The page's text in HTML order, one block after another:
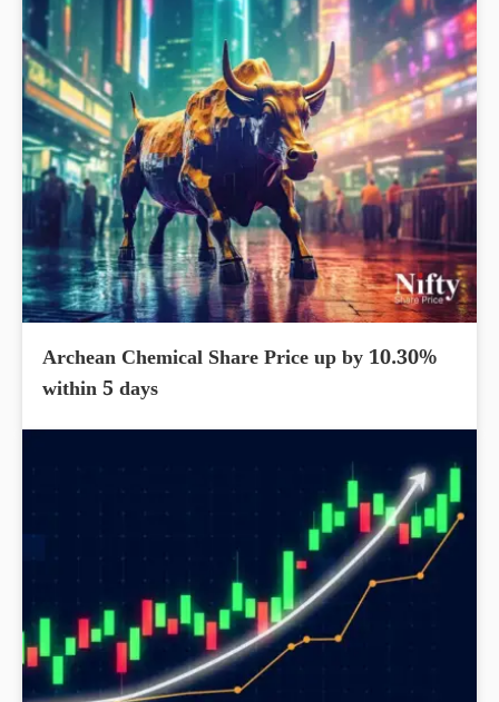
Archean Chemical Share Price up by 10.30%
within 5 days